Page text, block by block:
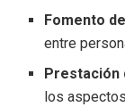
Fomento
entre
Prestación
los